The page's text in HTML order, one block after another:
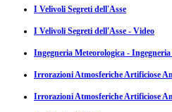
I Velivoli Segreti dell'Asse
I Velivoli Segreti dell'Asse - Video
Ingegneria Meteorologica -
Irrorazioni Atmosferiche Artificiose
Irrorazioni Atmosferiche Artificiose